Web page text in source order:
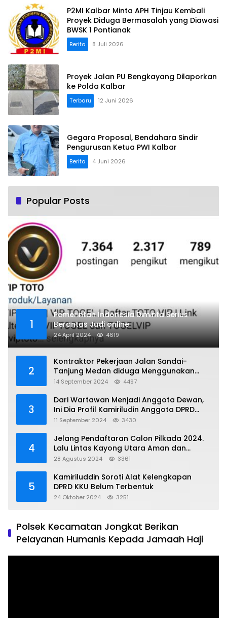
P2MI Kalbar Minta APH Tinjau Kembali
Proyek Diduga Bermasalah yang Diawasi
BWSK 1 Pontianak
Berita 8 Juli 2026
Proyek Jalan PU Bengkayang Dilaporkan
ke Polda Kalbar
Terbaru 12 Juni 2026
Gegara Proposal, Bendahara Sindir
Pengurusan Ketua PWI Kalbar
Berita 4 Juni 2026
Popular Posts
1
Pemerintah Indonesia Diminta Serius
Berantas Judi online
24 April 2024 4619
2
Kontraktor Pekerjaan Jalan Sandai-
Tanjung Medan diduga Menggunakan
Matrial Tanah tak Berizin Resmi
14 September 2024 4497
3
Dari Wartawan Menjadi Anggota Dewan,
Ini Dia Profil Kamiriludin Anggota DPRD
Dapil 1 KKU
11 September 2024 3430
4
Jelang Pendaftaran Calon Pilkada 2024.
Lalu Lintas Kayong Utara Aman dan
Kondusif
28 Agustus 2024 3361
5
Kamiriluddin Soroti Alat Kelengkapan
DPRD KKU Belum Terbentuk
24 Oktober 2024 3251
Polsek Kecamatan Jongkat Berikan
Pelayanan Humanis Kepada Jamaah Haji